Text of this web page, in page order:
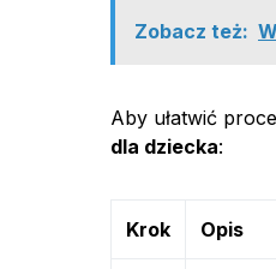
Zobacz też:
Aby ułatwić
dla dziecka:
Krok Opis